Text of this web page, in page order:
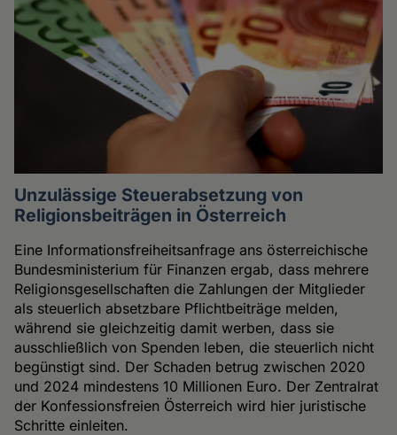
Unzulässige Steuerabsetzung von
Religionsbeiträgen in Österreich
Eine Informationsfreiheitsanfrage ans österreichische
Bundesministerium für Finanzen ergab, dass mehrere
Religionsgesellschaften die Zahlungen der Mitglieder
als steuerlich absetzbare Pflichtbeiträge melden,
während sie gleichzeitig damit werben, dass sie
ausschließlich von Spenden leben, die steuerlich nicht
begünstigt sind. Der Schaden betrug zwischen 2020
und 2024 mindestens 10 Millionen Euro. Der Zentralrat
der Konfessionsfreien Österreich wird hier juristische
Schritte einleiten.